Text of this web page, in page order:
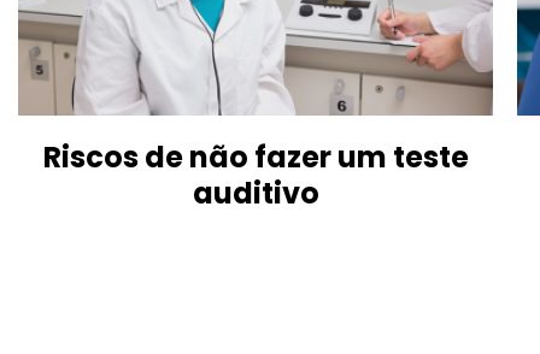
Riscos de não fazer um teste
auditivo